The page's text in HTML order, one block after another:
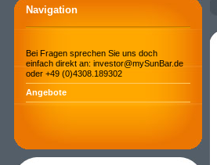
Navigation
Bei Fragen sprechen Sie uns doch
einfach direkt an: investor@mySunBar.de
oder +49 (0)4308.189302
Angebote